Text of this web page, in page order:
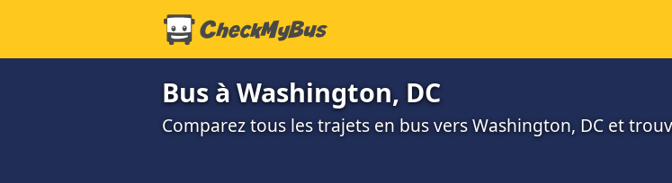
Bus à Washington, DC
Comparez tous les trajets en bus vers Washington, DC et